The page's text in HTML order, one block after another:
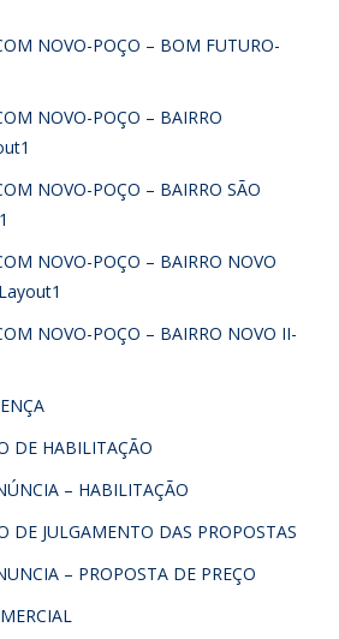
NOVO-POÇO – BOM FUTURO-
NOVO-POÇO – BAIRRO
NOVO-POÇO – BAIRRO SÃO
NOVO-POÇO – BAIRRO NOVO
NOVO-POÇO – BAIRRO NOVO II-
DE HABILITAÇÃO
– HABILITAÇÃO
DE JULGAMENTO DAS PROPOSTAS
– PROPOSTA DE PREÇO